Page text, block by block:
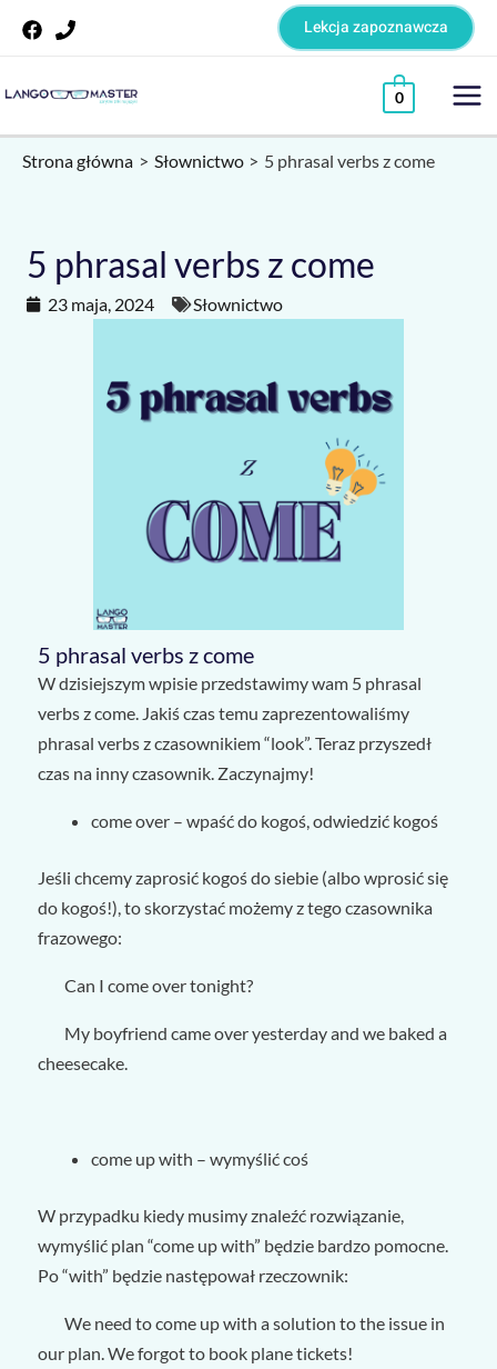
Lekcja zapoznawcza
0
Strona główna Słownictwo 5 phrasal verbs z come
5 phrasal verbs z come
23 maja, 2024 Słownictwo
5 phrasal verbs z come
W dzisiejszym wpisie przedstawimy wam 5 phrasal
verbs z come. Jakiś czas temu zaprezentowaliśmy
phrasal verbs z czasownikiem “look”. Teraz przyszedł
czas na inny czasownik. Zaczynajmy!
come over – wpaść do kogoś, odwiedzić kogoś
Jeśli chcemy zaprosić kogoś do siebie (albo wprosić się
do kogoś!), to skorzystać możemy z tego czasownika
frazowego:
Can I come over tonight?
My boyfriend came over yesterday and we baked a
cheesecake.
come up with – wymyślić coś
W przypadku kiedy musimy znaleźć rozwiązanie,
wymyślić plan “come up with” będzie bardzo pomocne.
Po “with” będzie następował rzeczownik:
We need to come up with a solution to the issue in
our plan. We forgot to book plane tickets!